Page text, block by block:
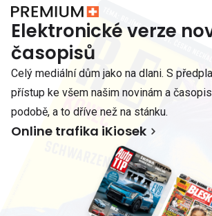
Elektronické verze
časopisů
Celý mediální dům jako na dlani. S
přístup ke všem našim novinám a
podobě, a to dříve než na stánku.
Online trafika iKiosek